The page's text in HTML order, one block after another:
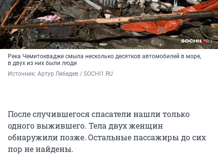
Река Чемитоквадже смыла несколько десятков автомобилей в море,
в двух из них были люди
Источник: Артур Лебедев / SOCHI1.RU
После случившегося спасатели нашли только
одного выжившего. Тела двух женщин
обнаружили позже. Остальные пассажиры до сих
пор не найдены.